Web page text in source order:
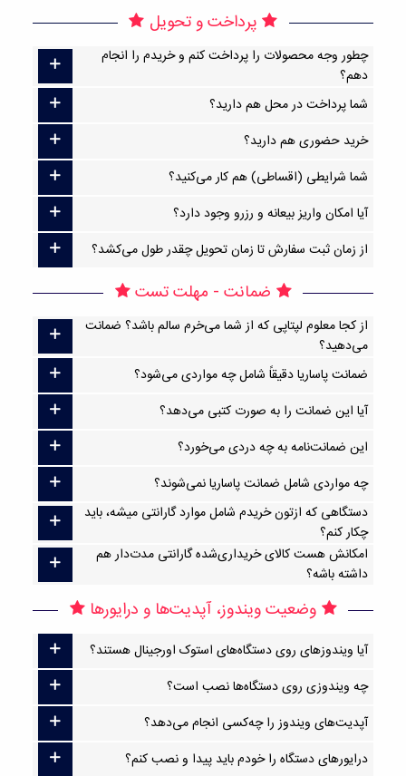
پرداخت و تحویل
چطور وجه محصولات را پرداخت کنم و خریدم را انجام
دهم؟
شما پرداخت در محل هم دارید؟
خرید حضوری هم دارید؟
شما شرایطی (اقساطی) هم کار می‌کنید؟
آیا امکان واریز بیعانه و رزرو وجود دارد؟
از زمان ثبت سفارش تا زمان تحویل چقدر طول می‌کشد؟
ضمانت - مهلت تست
از کجا معلوم لپتاپی که از شما می‌خرم سالم باشد؟ ضمانت
می‌دهید؟
ضمانت پاساریا دقیقاً شامل چه مواردی می‌شود؟
آیا این ضمانت را به صورت کتبی می‌دهد؟
این ضمانت‌نامه به چه دردی می‌خورد؟
چه مواردی شامل ضمانت پاساریا نمی‌شوند؟
دستگاهی که ازتون خریدم شامل موارد گارانتی میشه، باید
چکار کنم؟
امکانش هست کالای خریداری‌شده گارانتی مدت‌دار هم
داشته باشه؟
وضعیت ویندوز، آپدیت‌ها و درایورها
آیا ویندوزهای روی دستگاه‌های استوک اورجینال هستند؟
چه ویندوزی روی دستگاه‌ها نصب است؟
آپدیت‌های ویندوز را چه‌کسی انجام می‌دهد؟
درایورهای دستگاه را خودم باید پیدا و نصب کنم؟